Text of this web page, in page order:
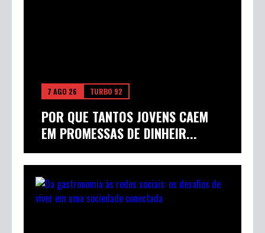
7 AGO 26 TURBO 92
POR QUE TANTOS JOVENS CAEM
EM PROMESSAS DE DINHEIR...